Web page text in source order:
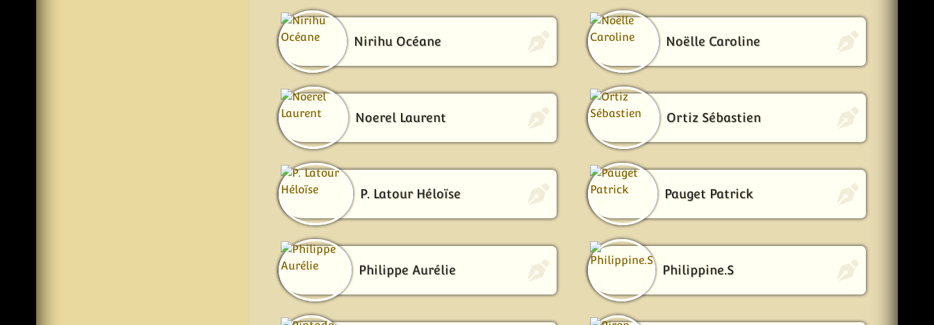
Nirihu Océane Noëlle Caroline
Noerel Laurent Ortiz Sébastien
P. Latour Héloïse Pauget Patrick
Philippe Aurélie Philippine.S